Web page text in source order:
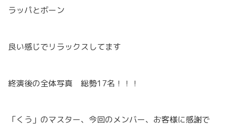
ラッパとボーン
良い感じでリラックスしてます
終演後の全体写真 総勢17名！！！
「くう」のマスター、今回のメンバー、お客様に感謝で